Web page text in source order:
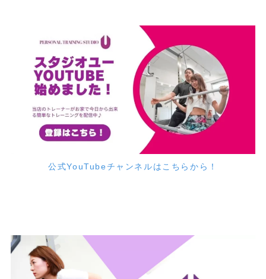
公式YouTubeチャンネルはこちらから！